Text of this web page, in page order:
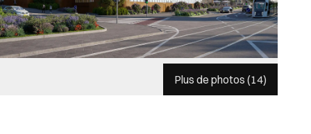
Plus de photos (14)